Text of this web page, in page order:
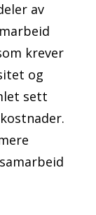
av
krever
og
sett